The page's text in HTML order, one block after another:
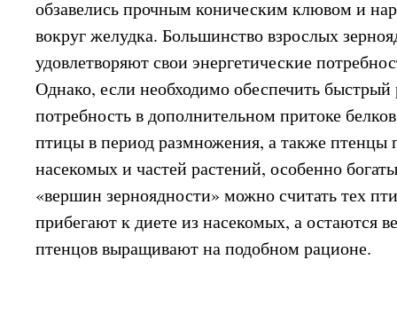
обзавелись прочным коническим клювом и
вокруг желудка. Большинство взрослых
удовлетворяют свои энергетические
Однако, если необходимо обеспечить быстрый
потребность в дополнительном притоке
птицы в период размножения, а также птенцы
насекомых и частей растений, особенно
«вершин зерноядности» можно считать тех
прибегают к диете из насекомых, а остаются
птенцов выращивают на подобном рационе.